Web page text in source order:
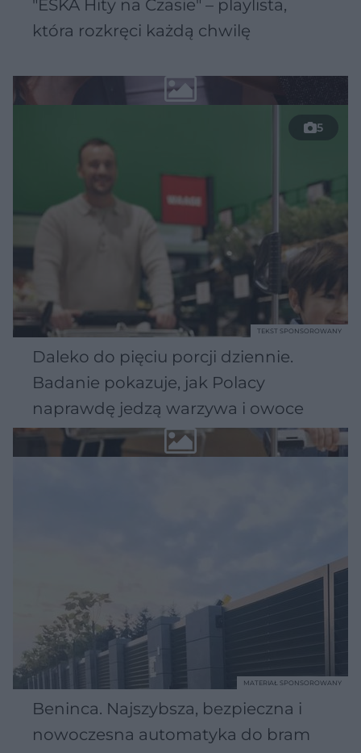
"ESKA Hity na Czasie" – playlista,
która rozkręci każdą chwilę
5
Daleko do pięciu porcji dziennie.
Badanie pokazuje, jak Polacy
naprawdę jedzą warzywa i owoce
TEKST SPONSOROWANY
Beninca. Najszybsza, bezpieczna i
nowoczesna automatyka do bram
MATERIAŁ SPONSOROWANY